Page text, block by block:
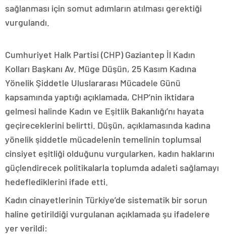
sağlanması için somut adımların atılması gerektiği
vurgulandı.
Cumhuriyet Halk Partisi (CHP) Gaziantep İl Kadın
Kolları Başkanı Av. Müge Düşün, 25 Kasım Kadına
Yönelik Şiddetle Uluslararası Mücadele Günü
kapsamında yaptığı açıklamada, CHP’nin iktidara
gelmesi halinde Kadın ve Eşitlik Bakanlığı’nı hayata
geçireceklerini belirtti. Düşün, açıklamasında kadına
yönelik şiddetle mücadelenin temelinin toplumsal
cinsiyet eşitliği olduğunu vurgularken, kadın haklarını
güçlendirecek politikalarla toplumda adaleti sağlamayı
hedeflediklerini ifade etti.
Kadın cinayetlerinin Türkiye’de sistematik bir sorun
haline getirildiği vurgulanan açıklamada şu ifadelere
yer verildi: